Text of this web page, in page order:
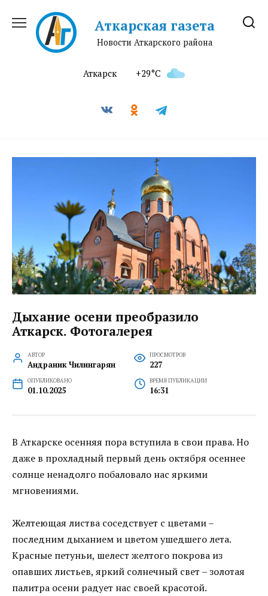
содержанию
Аткарская газета
Новости Аткарского района
Аткарск +29°C
Дыхание осени преобразило
Аткарск. Фотогалерея
АВТОР
Андраник Чилингарян
ПРОСМОТРОВ
227
ОПУБЛИКОВАНО
01.10.2025
ВРЕМЯ ПУБЛИКАЦИИ
16:31
В Аткарске осенняя пора вступила в свои права. Но
даже в прохладный первый день октября осеннее
солнце ненадолго побаловало нас яркими
мгновениями.
Желтеющая листва соседствует с цветами –
последним дыханием и цветом ушедшего лета.
Красные петуньи, шелест желтого покрова из
опавших листьев, яркий солнечный свет – золотая
палитра осени радует нас своей красотой.